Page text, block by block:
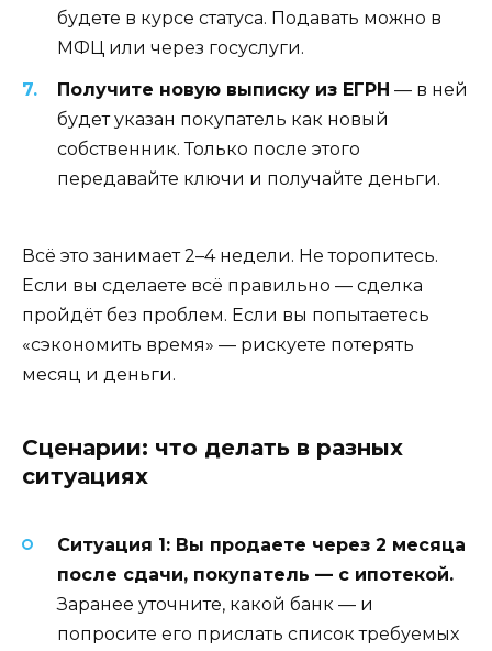
будете в курсе статуса. Подавать можно в
МФЦ или через госуслуги.
Получите новую выписку из ЕГРН — в ней
будет указан покупатель как новый
собственник. Только после этого
передавайте ключи и получайте деньги.
Всё это занимает 2–4 недели. Не торопитесь.
Если вы сделаете всё правильно — сделка
пройдёт без проблем. Если вы попытаетесь
«сэкономить время» — рискуете потерять
месяц и деньги.
Сценарии: что делать в разных
ситуациях
Ситуация 1: Вы продаете через 2 месяца
после сдачи, покупатель — с ипотекой.
Заранее уточните, какой банк — и
попросите его прислать список требуемых